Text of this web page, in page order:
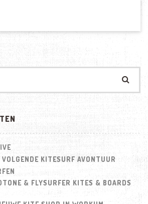
KITESURF AVONTUUR
& FLYSURFER KITES & BOARDS